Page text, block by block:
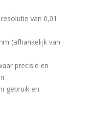
van 0,01
(afhankelijk van
precisie en
gebruik en